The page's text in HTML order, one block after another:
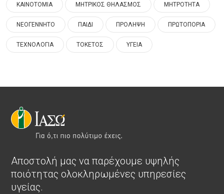
ΚΑΙΝΟΤΟΜΙΑ ΜΗΤΡΙΚΟΣ ΘΗΛΑΣΜΟΣ ΜΗΤΡΟΤΗΤΑ
ΝΕΟΓΕΝΝΗΤΟ ΠΑΙΔΙ ΠΡΟΛΗΨΗ ΠΡΩΤΟΠΟΡΙΑ
ΤΕΧΝΟΛΟΓΙΑ ΤΟΚΕΤΟΣ ΥΓΕΙΑ
Αποστολή μας να παρέχουμε υψηλής
ποιότητας ολοκληρωμένες υπηρεσίες
υγείας.